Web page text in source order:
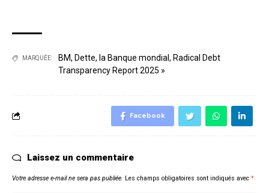
MARQUÉE: BM, Dette, la Banque mondial, Radical Debt
Transparency Report 2025 »
Facebook
Laissez un commentaire
Votre adresse e-mail ne sera pas publiée. Les champs obligatoires sont indiqués avec *